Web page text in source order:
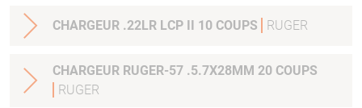
CHARGEUR .22LR LCP II 10 COUPS RUGER
CHARGEUR RUGER-57 .5.7X28MM 20 COUPS
RUGER